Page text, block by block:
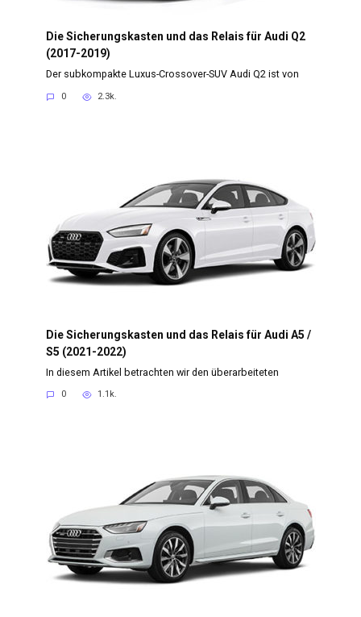
Die Sicherungskasten und das Relais für Audi Q2
(2017-2019)
Der subkompakte Luxus-Crossover-SUV Audi Q2 ist von
0 2.3k.
Die Sicherungskasten und das Relais für Audi A5 /
S5 (2021-2022)
In diesem Artikel betrachten wir den überarbeiteten
0 1.1k.